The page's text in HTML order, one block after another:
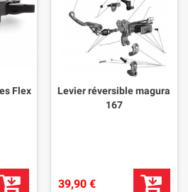
Flex
Levier réversible magura
167
39,90 €